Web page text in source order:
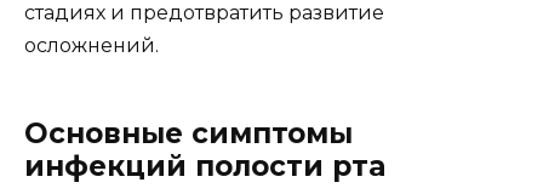
стадиях и предотвратить развитие
осложнений.
Основные симптомы
инфекций полости рта